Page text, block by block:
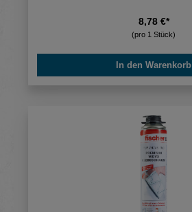
8,78 €*
(pro 1 Stück)
In den Warenkorb